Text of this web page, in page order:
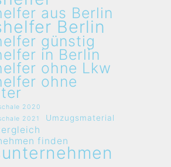
aus Berlin
Berlin
günstig
in Berlin
ohne Lkw
ohne
2020
2021
Umzugsmaterial
finden